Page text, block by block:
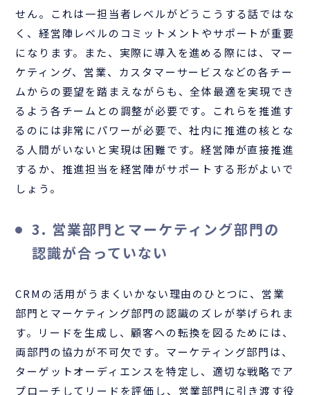
せん。これは一担当者レベルがどうこうする話ではな
く、経営陣レベルのコミットメントやサポートが重要
になります。また、実際に導入を進める際には、マー
ケティング、営業、カスタマーサービスなどの各チー
ムからの要望を踏まえながらも、全体最適を実現でき
るよう各チームとの調整が必要です。これらを推進す
るのには非常にパワーが必要で、社内に推進の核とな
る人間がいないと実現は困難です。経営陣が直接推進
するか、推進担当を経営陣がサポートする形がよいで
しょう。
3. 営業部門とマーケティング部門の
認識が合っていない
CRMの活用がうまくいかない理由のひとつに、営業
部門とマーケティング部門の認識のズレが挙げられま
す。リードを生成し、顧客への転換を図るためには、
両部門の協力が不可欠です。マーケティング部門は、
ターゲットオーディエンスを特定し、適切な戦略でア
プローチしてリードを評価し、営業部門に引き渡す役